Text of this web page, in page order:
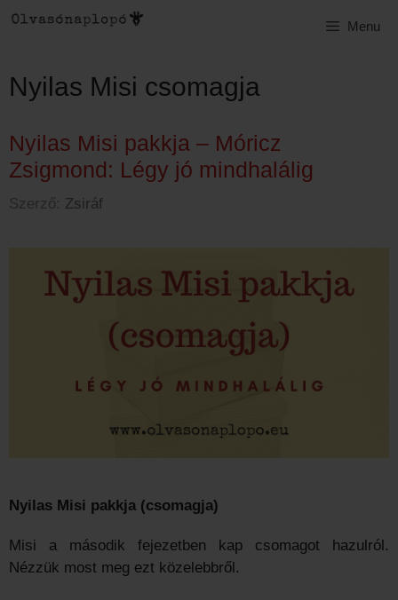
Kilépés
Menu
Nyilas Misi csomagja
Nyilas Misi pakkja – Móricz
Zsigmond: Légy jó mindhalálig
Szerző: Zsiráf
Nyilas Misi pakkja (csomagja)
Misi a második fejezetben kap csomagot hazulról.
Nézzük most meg ezt közelebbről.